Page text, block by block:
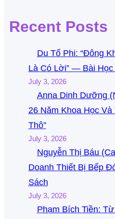
Recent Posts
Du Tố Phi: “Đông
Là Có Lời” — Bài Học
July 3, 2026
Anna Dinh Dưỡng
26 Năm Khoa Học Và
Thô”
July 3, 2026
Nguyễn Thị Báu
Doanh Thiết Bị Bếp
Sách
July 3, 2026
Phạm Bích Tiền: